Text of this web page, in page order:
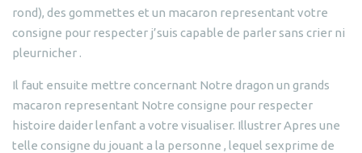
rond), des gommettes et un macaron representant votre
consigne pour respecter j’suis capable de parler sans crier ni
pleurnicher .
Il faut ensuite mettre concernant Notre dragon un grands
macaron representant Notre consigne pour respecter
histoire daider lenfant a votre visualiser. Illustrer Apres une
telle consigne du jouant a la personne , lequel sexprime de